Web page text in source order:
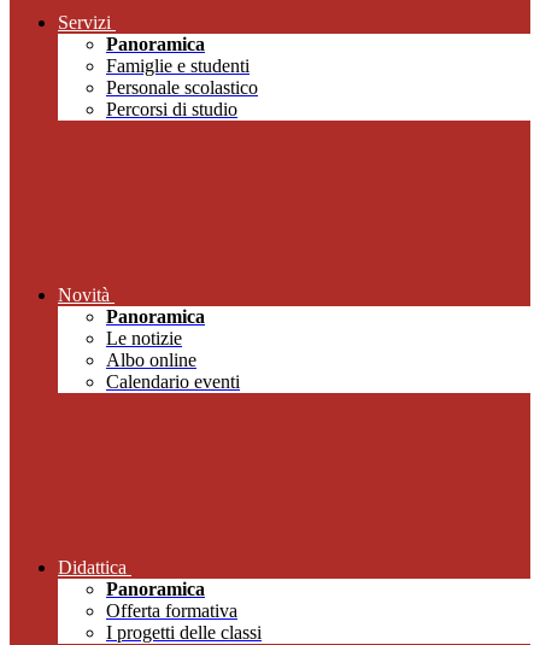
Servizi
Panoramica
Famiglie e studenti
Personale scolastico
Percorsi di studio
Novità
Panoramica
Le notizie
Albo online
Calendario eventi
Didattica
Panoramica
Offerta formativa
I progetti delle classi